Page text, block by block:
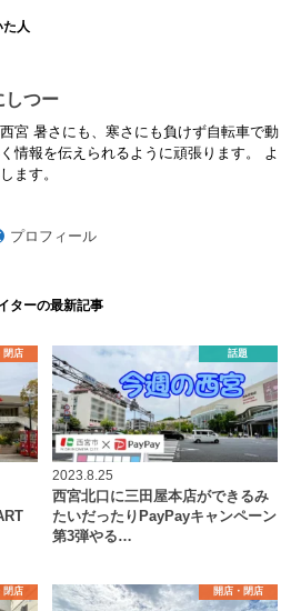
た人
しつー
宮 暑さにも、寒さにも負けず自転車で動
情報を伝えられるように頑張ります。 よ
ます。
プロフィール
ターの最新記事
閉店 話題
2023.8.25
西宮北口に三田屋本店ができるみ
たいだったりPayPayキャンペーン
第3弾やる…
閉店 開店・閉店